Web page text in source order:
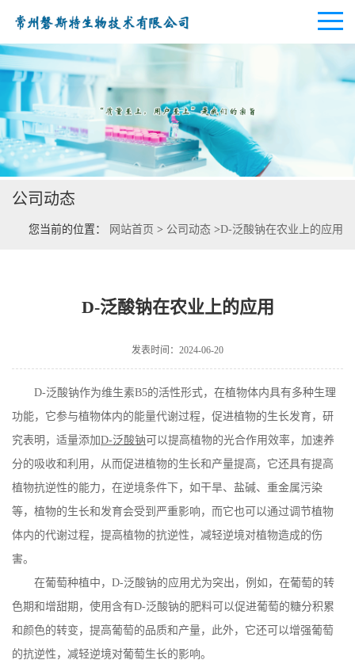
公司首页
公司介绍
公司动态
公司动态
您当前的位置： 网站首页 > 公司动态 >D-泛酸钠在农业上的应用
D-泛酸钠在农业上的应用
发表时间：2024-06-20
D-泛酸钠作为维生素B5的活性形式，在植物体内具有多种生理
功能，它参与植物体内的能量代谢过程，促进植物的生长发育，研
究表明，适量添加D-泛酸钠 可以提高植物的光合作用效率，加速养
分的吸收和利用，从而促进植物的生长和产量提高，它还具有提高
植物抗逆性的能力，在逆境条件下，如干旱、盐碱、重金属污染
等，植物的生长和发育会受到严重影响，而它也可以通过调节植物
体内的代谢过程，提高植物的抗逆性，减轻逆境对植物造成的伤
害。
在葡萄种植中， D-泛酸钠的应用尤为突出，例如，在葡萄的转
色期和增甜期，使用含有D-泛酸钠的肥料可以促进葡萄的糖分积累
和颜色的转变，提高葡萄的品质和产量，此外，它还可以增强葡萄
的抗逆性，减轻逆境对葡萄生长的影响。